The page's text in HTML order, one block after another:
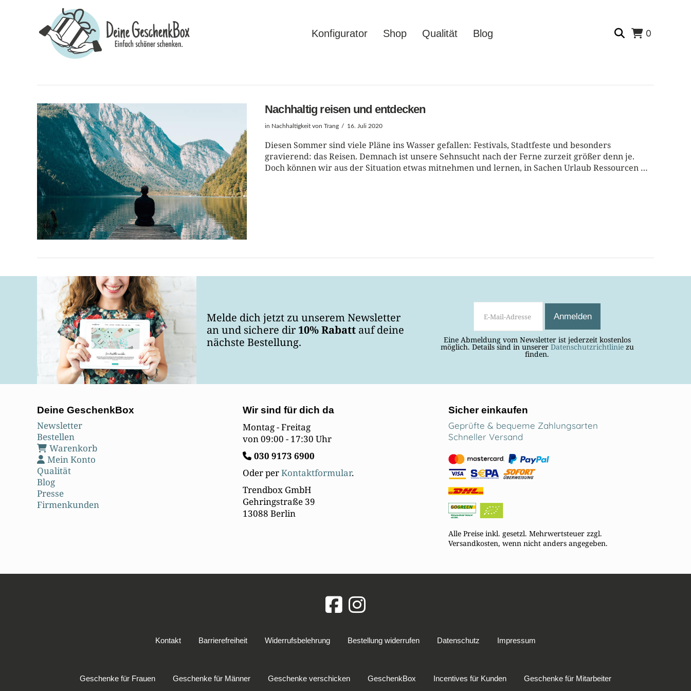
Konfigurator Shop Qualität Blog 0
Nachhaltig reisen und entdecken
in Nachhaltigkeit von Trang 16. Juli 2020
Diesen Sommer sind viele Pläne ins Wasser gefallen: Festivals, Stadtfeste und besonders
gravierend: das Reisen. Demnach ist unsere Sehnsucht nach der Ferne zurzeit größer denn je.
Doch können wir aus der Situation etwas mitnehmen und lernen, in Sachen Urlaub Ressourcen …
Melde dich jetzt zu unserem Newsletter
an und sichere dir 10% Rabatt auf deine
nächste Bestellung.
Eine Abmeldung vom Newsletter ist jederzeit kostenlos
möglich. Details sind in unserer Datenschutzrichtliniezu
finden.
Deine GeschenkBox
Newsletter
Bestellen
Warenkorb
Mein Konto
Qualität
Blog
Presse
Firmenkunden
Wir sind für dich da
Montag - Freitag
von 09:00 - 17:30 Uhr
030 9173 6900
Oder perKontaktformular.
Trendbox GmbH
Gehringstraße 39
13088 Berlin
Sicher einkaufen
Geprüfte & bequeme Zahlungsarten
Schneller Versand
Alle Preise inkl. gesetzl. Mehrwertsteuer zzgl.
Versandkosten, wenn nicht anders angegeben.
Kontakt Barrierefreiheit Widerrufsbelehrung Bestellung widerrufen Datenschutz Impressum
Geschenke für Frauen Geschenke für Männer Geschenke verschicken GeschenkBox Incentives für Kunden Geschenke für Mitarbeiter